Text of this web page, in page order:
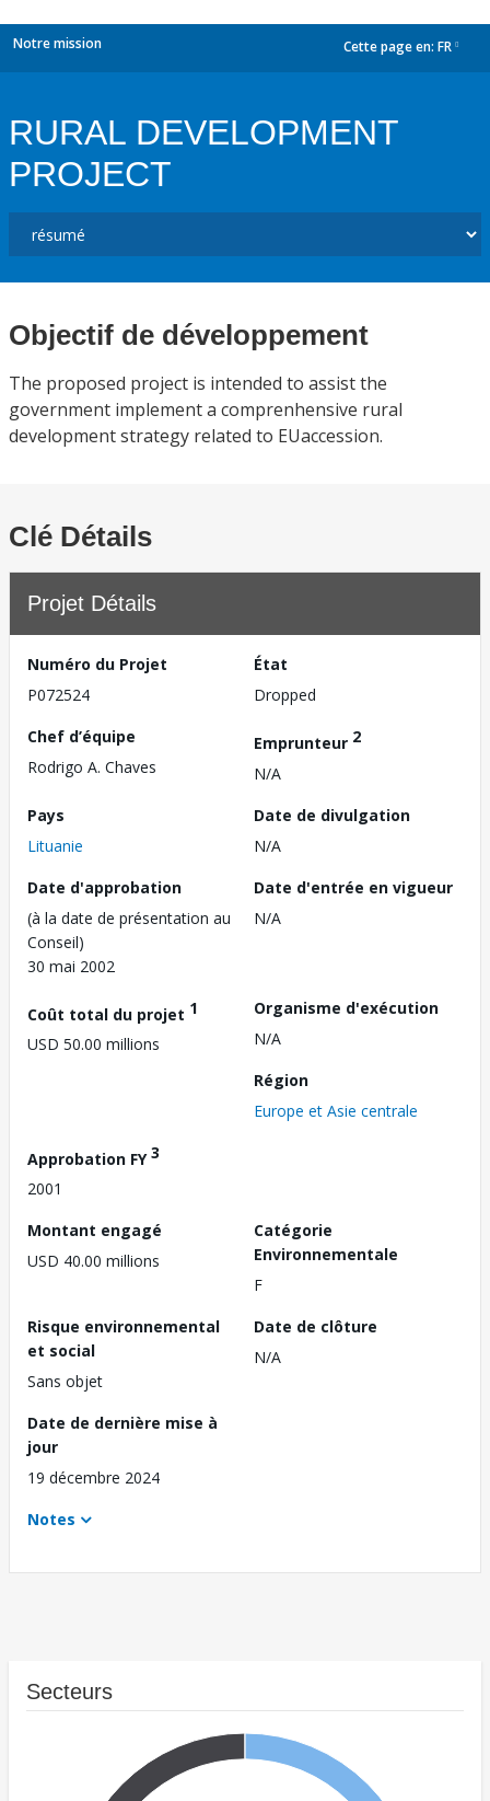
Notre mission Cette page en: FR
RURAL DEVELOPMENT
PROJECT
Objectif de développement
The proposed project is intended to assist the
government implement a comprenhensive rural
development strategy related to EUaccession.
Clé Détails
Projet Détails
Numéro du Projet
P072524
État
Dropped
Chef d’équipe
Rodrigo A. Chaves
Emprunteur 2
N/A
Pays
Lituanie
Date de divulgation
N/A
Date d'approbation
(à la date de présentation au
Conseil)
30 mai 2002
Date d'entrée en vigueur
N/A
Coût total du projet 1
USD 50.00 millions
Organisme d'exécution
N/A
Région
Europe et Asie centrale
Approbation FY3
2001
Montant engagé
USD 40.00 millions
Catégorie
Environnementale
F
Risque environnemental
et social
Sans objet
Date de clôture
N/A
Date de dernière mise à
jour
19 décembre 2024
Notes
Secteurs